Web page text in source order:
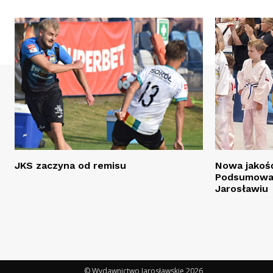
JKS zaczyna od remisu
Nowa
Jarosławiu
© Wydawnictwo Jarosławskie 2026